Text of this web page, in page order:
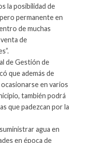
la posibilidad de
permanente en
de muchas
de
de Gestión de
que además de
en varios
también podrá
que padezcan por la
agua en
en época de